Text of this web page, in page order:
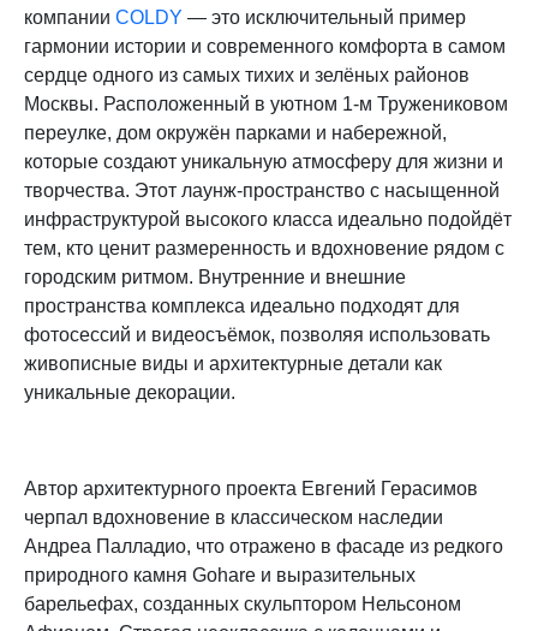
компании COLDY — это исключительный пример
гармонии истории и современного комфорта в самом
сердце одного из самых тихих и зелёных районов
Москвы. Расположенный в уютном 1-м Тружениковом
переулке, дом окружён парками и набережной,
которые создают уникальную атмосферу для жизни и
творчества. Этот лаунж-пространство с насыщенной
инфраструктурой высокого класса идеально подойдёт
тем, кто ценит размеренность и вдохновение рядом с
городским ритмом. Внутренние и внешние
пространства комплекса идеально подходят для
фотосессий и видеосъёмок, позволяя использовать
живописные виды и архитектурные детали как
уникальные декорации.
Автор архитектурного проекта Евгений Герасимов
черпал вдохновение в классическом наследии
Андреа Палладио, что отражено в фасаде из редкого
природного камня Gohare и выразительных
барельефах, созданных скульптором Нельсоном